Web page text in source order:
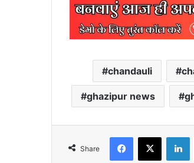
chandauli
ghazipur news
Share
Facebook
X